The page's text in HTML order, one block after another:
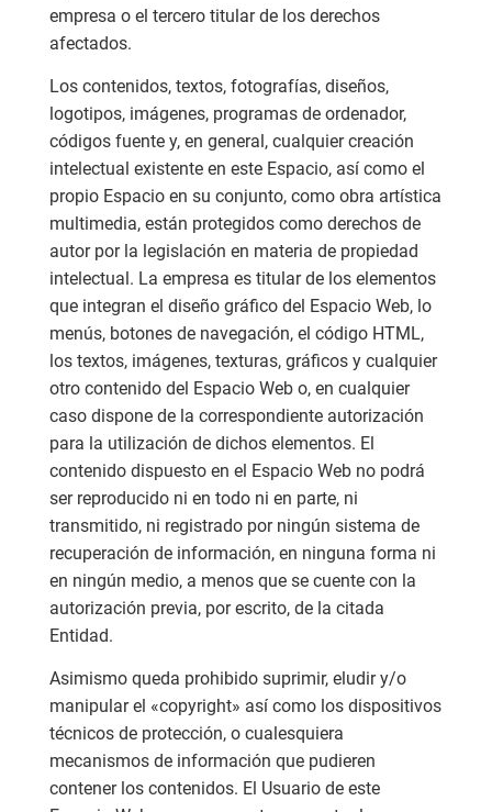
empresa o el tercero titular de los derechos
afectados.
Los contenidos, textos, fotografías, diseños,
logotipos, imágenes, programas de ordenador,
códigos fuente y, en general, cualquier creación
intelectual existente en este Espacio, así como el
propio Espacio en su conjunto, como obra artística
multimedia, están protegidos como derechos de
autor por la legislación en materia de propiedad
intelectual. La empresa es titular de los elementos
que integran el diseño gráfico del Espacio Web, lo
menús, botones de navegación, el código HTML,
los textos, imágenes, texturas, gráficos y cualquier
otro contenido del Espacio Web o, en cualquier
caso dispone de la correspondiente autorización
para la utilización de dichos elementos. El
contenido dispuesto en el Espacio Web no podrá
ser reproducido ni en todo ni en parte, ni
transmitido, ni registrado por ningún sistema de
recuperación de información, en ninguna forma ni
en ningún medio, a menos que se cuente con la
autorización previa, por escrito, de la citada
Entidad.
Asimismo queda prohibido suprimir, eludir y/o
manipular el «copyright» así como los dispositivos
técnicos de protección, o cualesquiera
mecanismos de información que pudieren
contener los contenidos. El Usuario de este